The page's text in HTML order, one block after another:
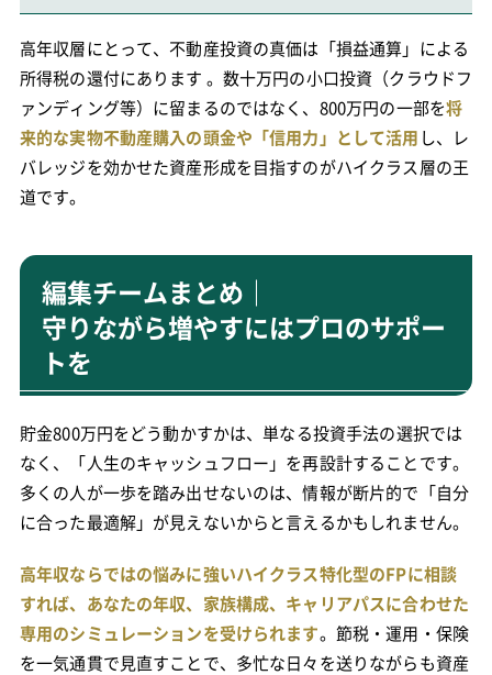
高年収層にとって、不動産投資の真価は「損益通算」による
所得税の還付にあります 。数十万円の小口投資（クラウドフ
ァンディング等）に留まるのではなく、800万円の一部を将
来的な実物不動産購入の頭金や「信用力」として活用 し、レ
バレッジを効かせた資産形成を目指すのがハイクラス層の王
道です。
編集チームまとめ｜
守りながら増やすにはプロのサポー
トを
貯金800万円をどう動かすかは、単なる投資手法の選択では
なく、「人生のキャッシュフロー」を再設計することです。
多くの人が一歩を踏み出せないのは、情報が断片的で「自分
に合った最適解」が見えないからと言えるかもしれません。
高年収ならではの悩みに強いハイクラス特化型のFPに相談
すれば、あなたの年収、家族構成、キャリアパスに合わせた
専用のシミュレーションを受けられます。節税・運用・保険
を一気通貫で見直すことで、多忙な日々を送りながらも資産